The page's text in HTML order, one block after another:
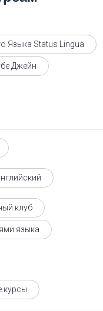
Языка Status Lingua
Джейн
клуб
языка
курсы